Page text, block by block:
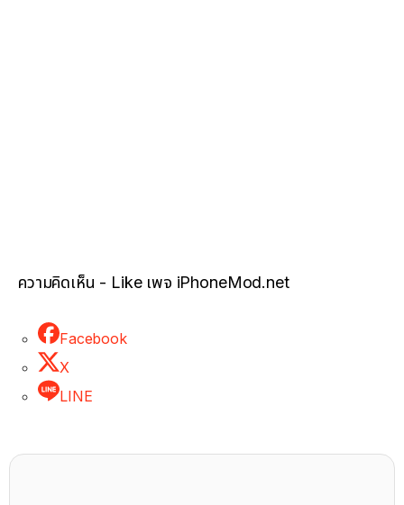
ความคิดเห็น - Like เพจ iPhoneMod.net
Facebook
X
LINE